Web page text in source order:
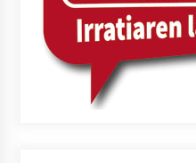
2026/07/02